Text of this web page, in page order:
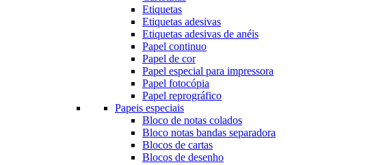
Etiquetas
Etiquetas adesivas
Etiquetas adesivas de anéis
Papel continuo
Papel de cor
Papel especial para impressora
Papel fotocópia
Papel reprográfico
Papeis especiais
Bloco de notas colados
Bloco notas bandas separadora
Blocos de cartas
Blocos de desenho